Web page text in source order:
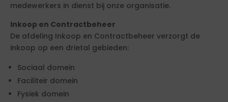
medewerkers in dienst bij onze organisatie.
Inkoop en Contractbeheer
De afdeling Inkoop en Contractbeheer verzorgt de
inkoop op een drietal gebieden:
Sociaal domein
Faciliteir domein
Fysiek domein